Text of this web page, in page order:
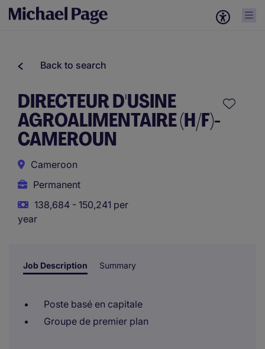
Back to search
DIRECTEUR D'USINE
AGROALIMENTAIRE (H/F)-
CAMEROUN
Cameroon
Permanent
138,684 - 150,241 per
year
Job Description Summary
Poste basé en capitale
Groupe de premier plan